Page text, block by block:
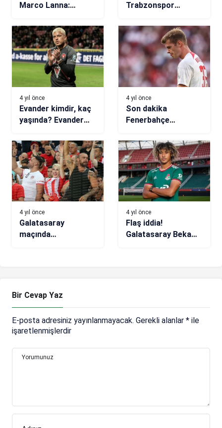
Marco Lanna:
Galatasaray’ın
teklifine çıkamadık
Trabzonspor
Yazıcı ve Abdülkadir
Ömür…”
4 yıl önce
Evander kimdir, kaç
yaşında? Evander
takımlarda oynadı,
kaç gol attı?
4 yıl önce
Son dakika
Fenerbahçe
bek tamam! Sıra
kaleci ve forvette!
4 yıl önce
Galatasaray
maçında
4 yıl önce
Flaş iddia!
Galatasaray Beka
Bir Cevap Yaz
E-posta adresiniz yayınlanmayacak. Gerekli alanlar * ile
işaretlenmişlerdir
Yorumunuz